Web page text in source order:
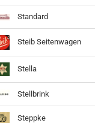
Standard
Steib Seitenwagen
Stella
Stellbrink
Steppke